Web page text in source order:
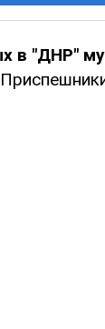
в "ДНР"